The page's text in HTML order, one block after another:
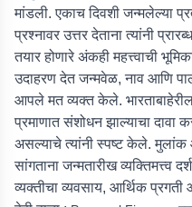
मांडली. एकाच दिवशी जन्मलेल्या
प्रश्नावर उत्तर देताना त्यांनी
तयार होणारे अंकही महत्त्वाची
उदाहरण देत जन्मवेळ, नाव आणि
आपले मत व्यक्त केले. भारताबाहेरील
प्रमाणात संशोधन झाल्याचा
असल्याचे त्यांनी स्पष्ट केले.
सांगताना जन्मतारीख व्यक्तिमत्त्व
व्यक्तीचा व्यवसाय, आर्थिक